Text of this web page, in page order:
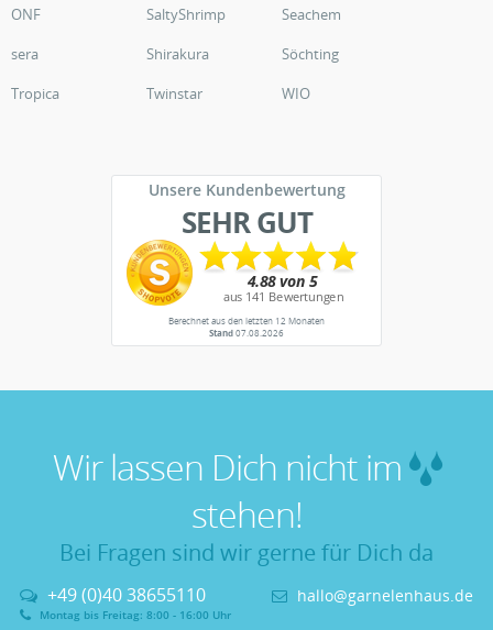
ONF
SaltyShrimp
Seachem
sera
Shirakura
Söchting
Tropica
Twinstar WIO
Unsere Kundenbewertung
SEHR GUT
Berechnet aus den letzten 12 Monaten
Stand07.08.2026
Wir lassen Dich nicht im
stehen!
Bei Fragen sind wir gerne für Dich da
+49 (0)40 38655110
Montag bis Freitag: 8:00 - 16:00 Uhr
hallo@garnelenhaus.de